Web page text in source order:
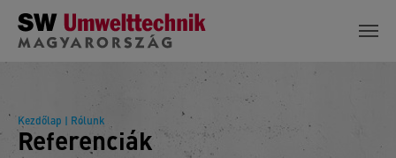
Skip to main content
Kezdőlap | Rólunk
Referenciák